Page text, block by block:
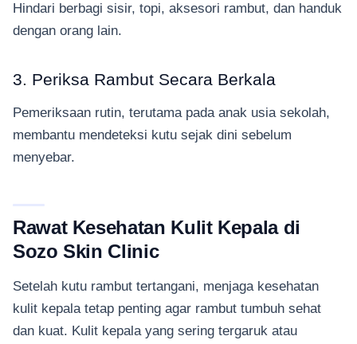
Hindari berbagi sisir, topi, aksesori rambut, dan handuk
dengan orang lain.
3. Periksa Rambut Secara Berkala
Pemeriksaan rutin, terutama pada anak usia sekolah,
membantu mendeteksi kutu sejak dini sebelum
menyebar.
Rawat Kesehatan Kulit Kepala di
Sozo Skin Clinic
Setelah kutu rambut tertangani, menjaga kesehatan
kulit kepala tetap penting agar rambut tumbuh sehat
dan kuat. Kulit kepala yang sering tergaruk atau